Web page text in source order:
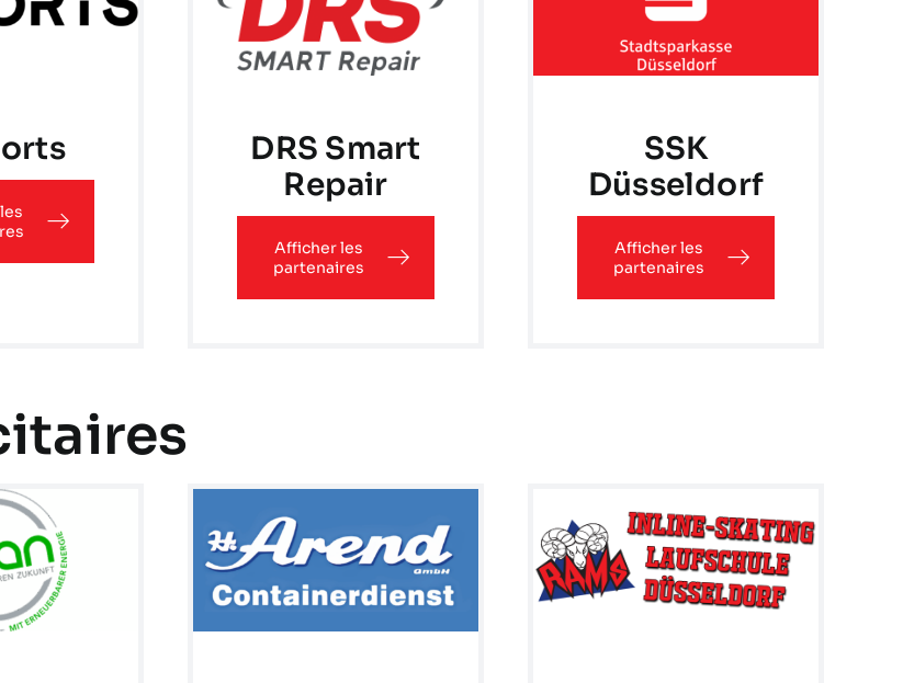
DRS Smart
Repair
Afficher les
partenaires
SSK
Düsseldorf
Afficher les
partenaires